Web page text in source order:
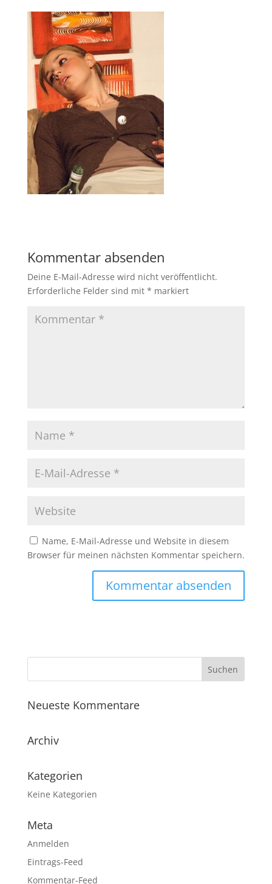
Kommentar absenden
Deine E-Mail-Adresse wird nicht veröffentlicht.
Erforderliche Felder sind mit * markiert
Name, E-Mail-Adresse und Website in diesem
Browser für meinen nächsten Kommentar speichern.
Neueste Kommentare
Archiv
Kategorien
Keine Kategorien
Meta
Anmelden
Eintrags-Feed
Kommentar-Feed